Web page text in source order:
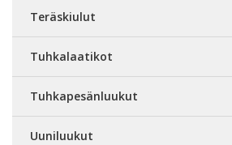
Teräskiulut
Tuhkalaatikot
Tuhkapesänluukut
Uuniluukut